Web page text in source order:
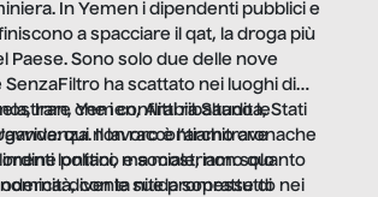
In Yemen i dipendenti pubblici e
a spacciare il qat, la droga più
Paese. Sono solo due delle nove
ha scattato nei luoghi di
che i conflitti ribaltano le
Il lavoro è l’architrave
politico e sociale, non solo
diventa nitida soprattutto nei
Iran, Yemen, Arabia Saudita, Stati
qui non raccontiamo cronache
lontani, ma mostriamo quanto
con le sue promesse di